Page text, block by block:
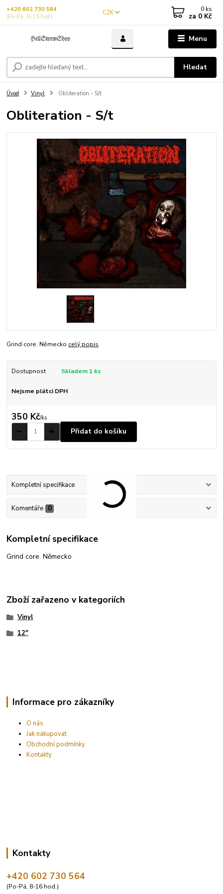
Menu
CZK
Hledat
+420 602 730 564
(Po-Pá, 8-16 hod.)
0 ks
za 0 Kč
Úvod Vinyl Obliteration - S/t
Obliteration - S/t
Grind core. Německo celý popis
Dostupnost Skladem 1 ks
Nejsme plátci DPH
350 Kč/ks
Přidat do košíku
Kompletní specifikace
Komentáře 0
Kompletní specifikace
Grind core. Německo
Zboží zařazeno v kategoriích
Vinyl
12"
Informace pro zákazníky
O nás
Jak nakupovat
Obchodní podmínky
Kontakty
Kontakty
+420 602 730 564
(Po-Pá, 8-16 hod.)